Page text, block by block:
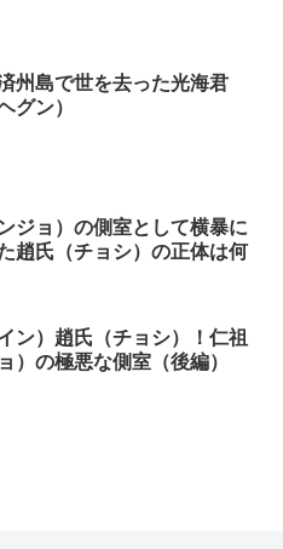
州島で世を去った光海君
グン）
ジョ）の側室として横暴に
趙氏（チョシ）の正体は何
ン）趙氏（チョシ）！仁祖
）の極悪な側室（後編）